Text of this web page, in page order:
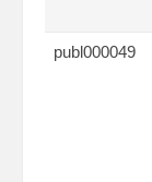
publ000049